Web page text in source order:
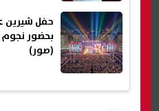
حفل شيرين
بحضور نجوم
(صور)